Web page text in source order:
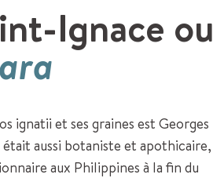
Ignace ou
ignatii et ses graines est Georges
aussi botaniste et apothicaire,
aux Philippines à la fin du